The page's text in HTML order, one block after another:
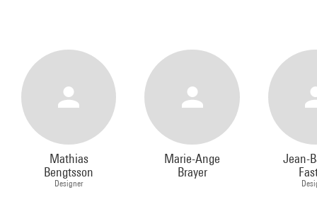
Mathias
Bengtsson
Designer
Marie-Ange
Brayer
Jean-